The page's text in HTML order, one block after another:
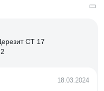
CT 17
18.03.2024